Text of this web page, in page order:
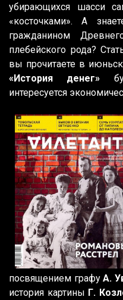
убирающихся шасси
«косточками». А
гражданином
плебейского рода?
вы прочитаете в
«История денег»
интересуется
посвящением графу А.
история картины Г.